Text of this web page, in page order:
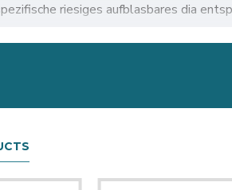
riesiges aufblasbares dia
dia zum Verkauf auf der